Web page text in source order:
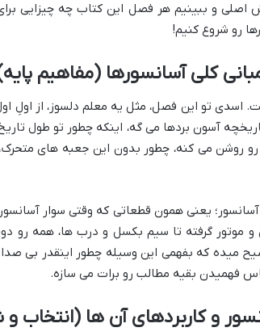
اصلی و ببینیم هر فصل این کتاب چه چیزایی
رو شروع کنیم!
کلی آسانسورها (مفاهیم
اسدی تو این فصل، مثل یه معلم دلسوز، از اولِ
آسون بردها می گه، اینکه چطور تو طول
رو روشن می کنه، چطور بدون این جعبه های
یعنی همون قطعاتی که وقتی سوار
و موتور گرفته تا سیم بکسل و درب ها، همه رو
میده که بفهمی این وسیله چطور اینقدر بی
فهمیدن بقیه مطالب رو برات می سازه.
و کاربردهای آن ها (انتخاب